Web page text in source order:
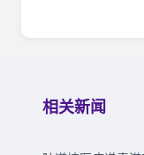
相关新闻